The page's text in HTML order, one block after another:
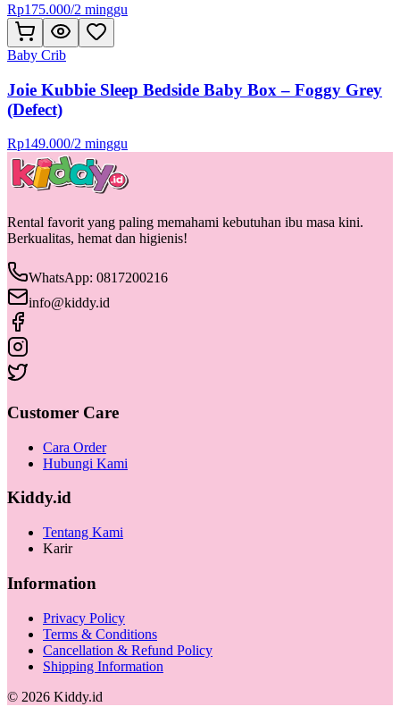
Rp175.000/2 minggu
Baby Crib
Joie Kubbie Sleep Bedside Baby Box – Foggy Grey
(Defect)
Rp149.000/2 minggu
Rental favorit yang paling memahami kebutuhan ibu masa kini.
Berkualitas, hemat dan higienis!
WhatsApp: 0817200216
info@kiddy.id
Customer Care
Cara Order
Hubungi Kami
Kiddy.id
Tentang Kami
Karir
Information
Privacy Policy
Terms & Conditions
Cancellation & Refund Policy
Shipping Information
© 2026 Kiddy.id